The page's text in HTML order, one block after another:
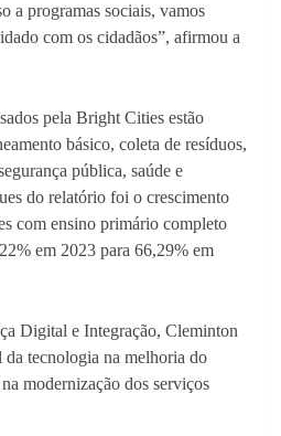
a programas sociais, vamos
com os cidadãos”, afirmou a
pela Bright Cities estão
básico, coleta de resíduos,
pública, saúde e
do relatório foi o crescimento
com ensino primário completo
em 2023 para 66,29% em
Digital e Integração, Cleminton
tecnologia na melhoria do
modernização dos serviços